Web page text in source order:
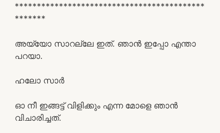
*******************************************
*******
അയ്യോ സാറല്ലേ ഇത്‌. ഞാൻ ഇപ്പോ എന്താ
പറയാ.
ഹലോ സാർ
ഓ നീ ഇങ്ങട്ട് വിളിക്കും എന്ന മോളെ ഞാൻ
വിചാരിച്ചത്.